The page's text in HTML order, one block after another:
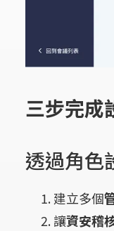
三步完成
透過角色
建立多個
讓資安稽